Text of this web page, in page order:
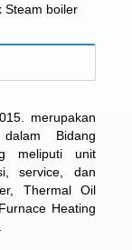
Steam boiler
merupakan
Bidang
meliputi unit
service, dan
Thermal Oil
Heating